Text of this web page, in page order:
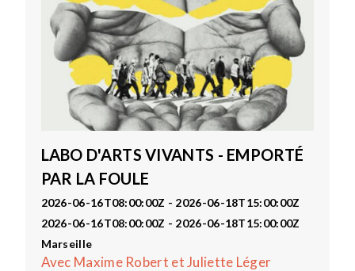
LABO D'ARTS VIVANTS - EMPORTÉ
PAR LA FOULE
2026-06-16T08:00:00Z - 2026-06-18T15:00:00Z
2026-06-16T08:00:00Z - 2026-06-18T15:00:00Z
Marseille
Avec Maxime Robert et Juliette Léger